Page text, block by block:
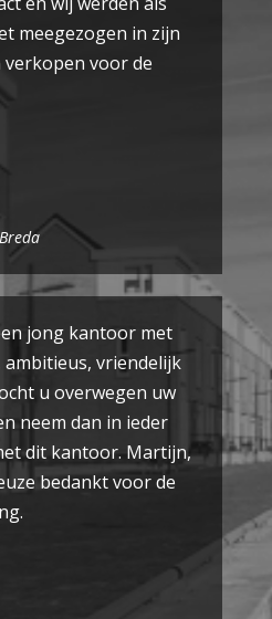
meegezogen in zijn
voor de
jong kantoor met
vriendelijk
u overwegen uw
neem dan in ieder
dit kantoor. Martijn,
bedankt voor de